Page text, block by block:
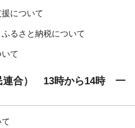
について
るさと納税について
て
合） 13時から14時 一